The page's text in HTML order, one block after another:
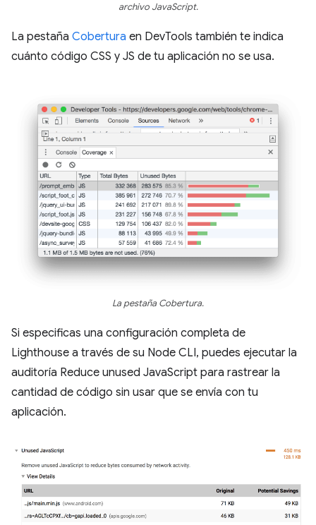
archivo JavaScript.
La pestaña Cobertura en DevTools también te indica
cuánto código CSS y JS de tu aplicación no se usa.
La pestaña Cobertura.
Si especificas una configuración completa de
Lighthouse a través de su Node CLI, puedes ejecutar la
auditoría Reduce unused JavaScript para rastrear la
cantidad de código sin usar que se envía con tu
aplicación.